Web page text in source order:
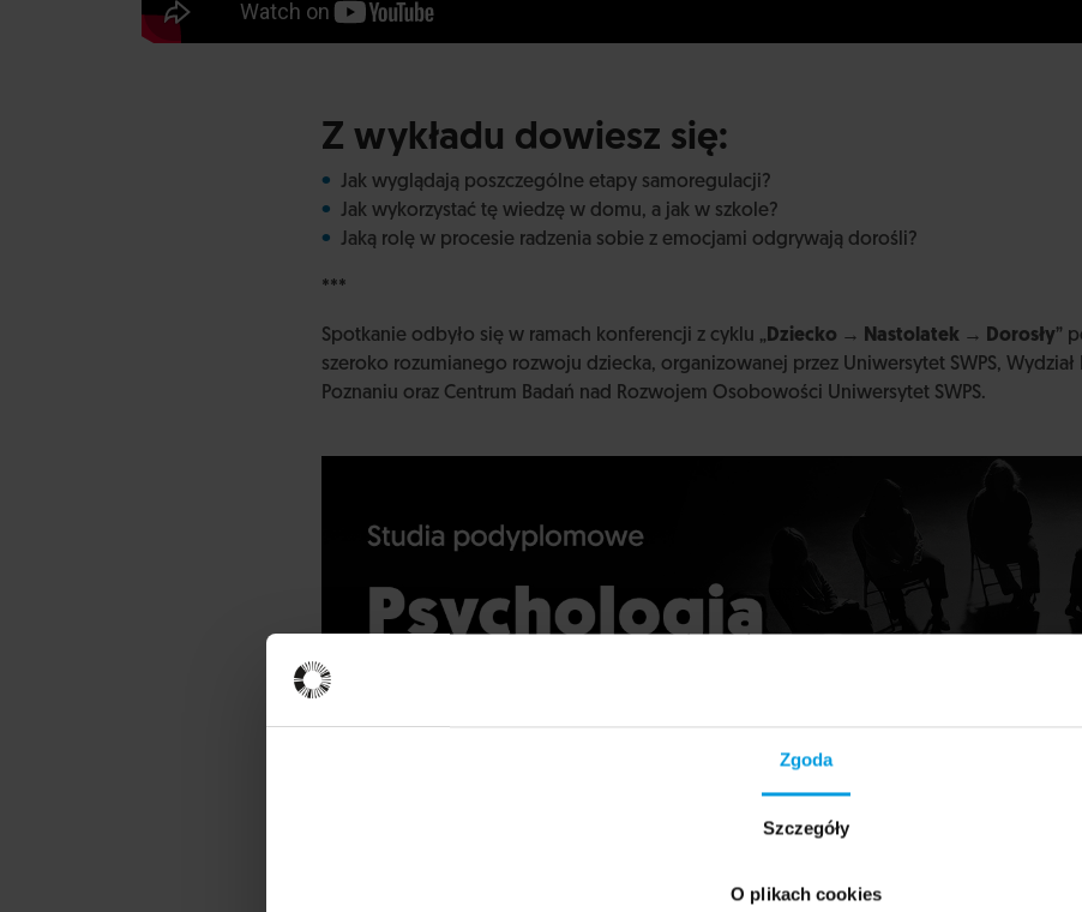
Zgoda
Szczegóły
O plikach cookies
Z wykładu dowiesz się:
Jak wyglądają poszczególne etapy samoregulacji?
Jak wykorzystać tę wiedzę w domu, a jak w szkole?
Jaką rolę w procesie radzenia sobie z emocjami odgrywają dorośli?
***
Spotkanie odbyło się w ramach konferencji z cyklu „ Dziecko → Nastolatek → Dorosły”
szeroko rozumianego rozwoju dziecka, organizowanej przez Uniwersytet SWPS,
Poznaniu oraz Centrum Badań nad Rozwojem Osobowości Uniwersytet SWPS.